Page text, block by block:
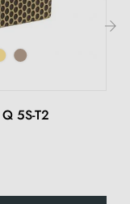
5S-T2